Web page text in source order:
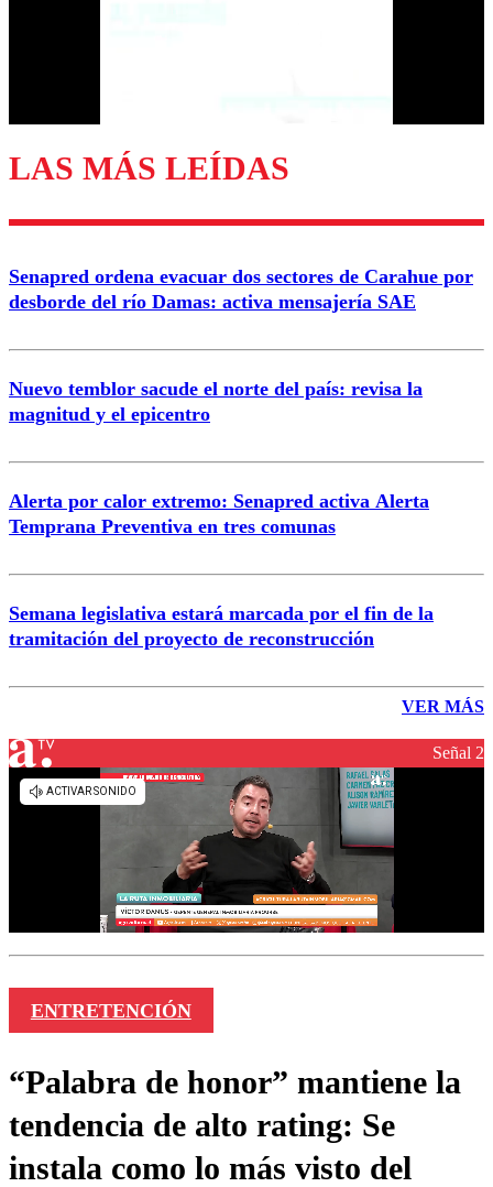
Enviar comentario
LAS MÁS LEÍDAS
Senapred ordena evacuar dos sectores de Carahue por
desborde del río Damas: activa mensajería SAE
Nuevo temblor sacude el norte del país: revisa la
magnitud y el epicentro
Alerta por calor extremo: Senapred activa Alerta
Temprana Preventiva en tres comunas
Semana legislativa estará marcada por el fin de la
tramitación del proyecto de reconstrucción
VER MÁS
Señal 2
ENTRETENCIÓN
“Palabra de honor” mantiene la
tendencia de alto rating: Se
instala como lo más visto del